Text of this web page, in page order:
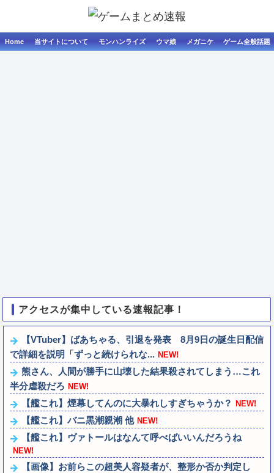
Home 当サイトについて モンハンライズ ウマ娘 メガニケ ゲーム全般話題
アクセスが集中している速報記事！
【VTuber】ばあちゃる、引退を発表 8月9日の誕生日配信
で詳細を説明「ずっと続けられな... NEW!
熊さん、人間が勝手に山壊した結果殺されてしまう…これ
半分虐殺だろ NEW!
【艦これ】煙幕してんのに大暴れしすぎちゃうか？ NEW!
【艦これ】バニ黒潮親潮 他 NEW!
【艦これ】ヴァトールはなんて呼べばいいんだろうね
NEW!
【画像】お前らこの超美人容疑者が、整形か否か判定し